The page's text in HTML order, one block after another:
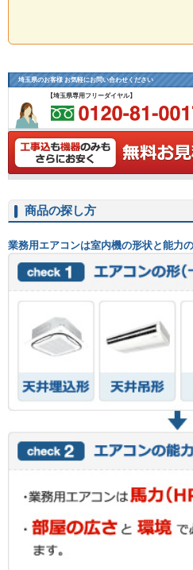
埼玉県のお客様 お気軽にお問い合わせください
【埼玉県専用フリーダイヤル】
商品の探し方
業務用エアコンは室内機の形状と能力